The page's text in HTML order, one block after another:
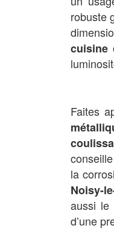
robuste
cuisine
Faites
la
Noisy-
aussi le
d’une